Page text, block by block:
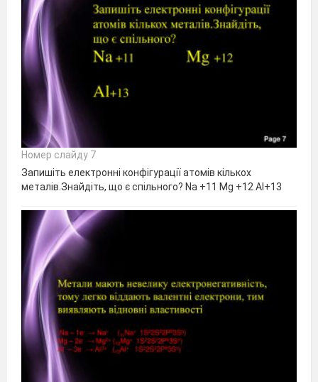
Номер слайду 7
Запишіть електронні конфігурації атомів кількох
металів.Знайдіть, що є спільного? Na +11 Mg +12 Al+13